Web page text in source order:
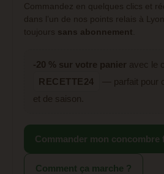
Commandez en quelques clics et
dans l’un de nos points relais à
toujours sans abonnement
-20 % sur votre panier avec le
RECETTE24
— parfait pour
et de saison.
Commander mon concombre
Comment ça marche ?